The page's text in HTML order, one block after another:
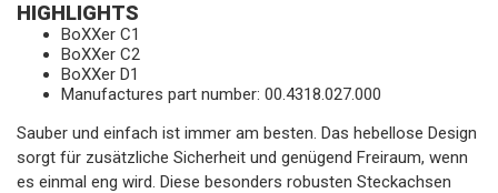
HIGHLIGHTS
BoXXer C1
BoXXer C2
BoXXer D1
Manufactures part number: 00.4318.027.000
Sauber und einfach ist immer am besten. Das hebellose Design
sorgt für zusätzliche Sicherheit und genügend Freiraum, wenn
es einmal eng wird. Diese besonders robusten Steckachsen